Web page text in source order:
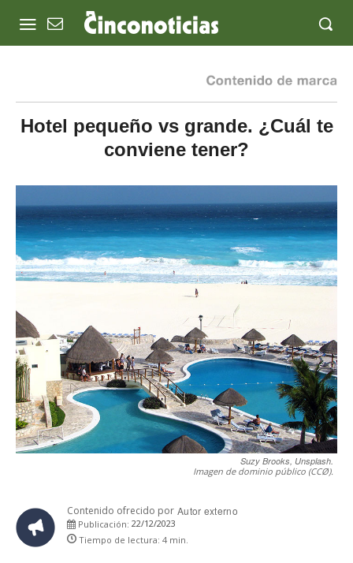
Hotel pequeño vs grande. ¿Cuál te
conviene tener?
Suzy Brooks, Unsplash.
Imagen de dominio público (CCØ).
Contenido ofrecido por Autor externo
Publicación: 22/12/2023
Tiempo de lectura: 4 min.